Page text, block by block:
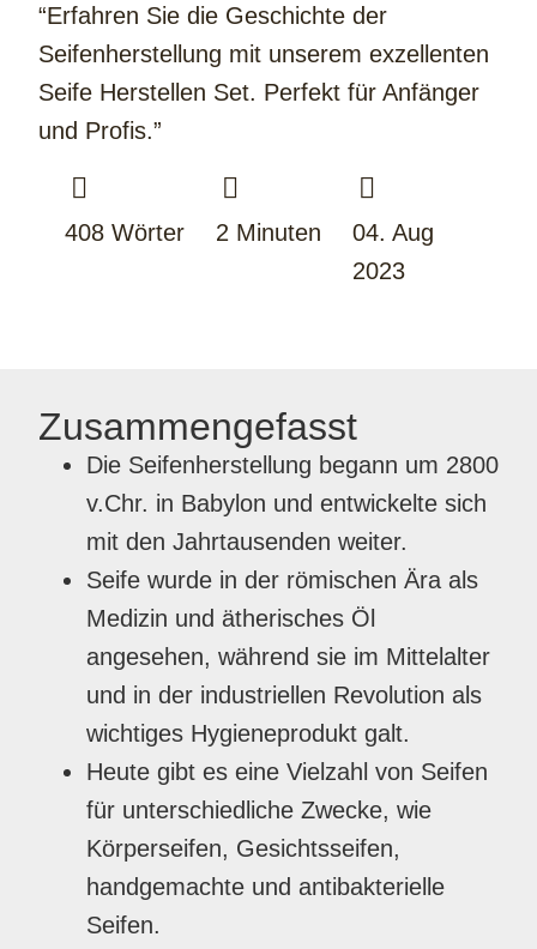
“Erfahren Sie die Geschichte der
Seifenherstellung mit unserem exzellenten
Seife Herstellen Set. Perfekt für Anfänger
und Profis.”
408 Wörter 2 Minuten
04. Aug
2023
Zusammengefasst
Die Seifenherstellung begann um 2800
v.Chr. in Babylon und entwickelte sich
mit den Jahrtausenden weiter.
Seife wurde in der römischen Ära als
Medizin und ätherisches Öl
angesehen, während sie im Mittelalter
und in der industriellen Revolution als
wichtiges Hygieneprodukt galt.
Heute gibt es eine Vielzahl von Seifen
für unterschiedliche Zwecke, wie
Körperseifen, Gesichtsseifen,
handgemachte und antibakterielle
Seifen.